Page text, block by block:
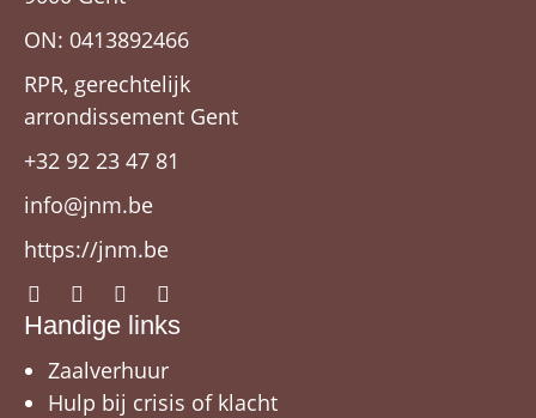
ON: 0413892466
RPR, gerechtelijk
arrondissement Gent
+32 92 23 47 81
info@jnm.be
https://jnm.be
Handige links
Zaalverhuur
Hulp bij crisis of klacht